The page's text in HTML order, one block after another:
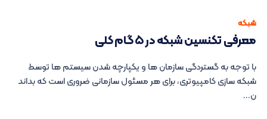
شبکه
معرفی تکنسین شبکه در ۵ گام کلی
با توجه به گستردگی سازمان ها و یکپارچه شدن سیستم ها توسط
شبکه سازی کامپیوتری، برای هر مسئول سازمانی ضروری است که بداند
ن...